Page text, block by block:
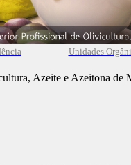
Unidades
Azeite e Azeitona de